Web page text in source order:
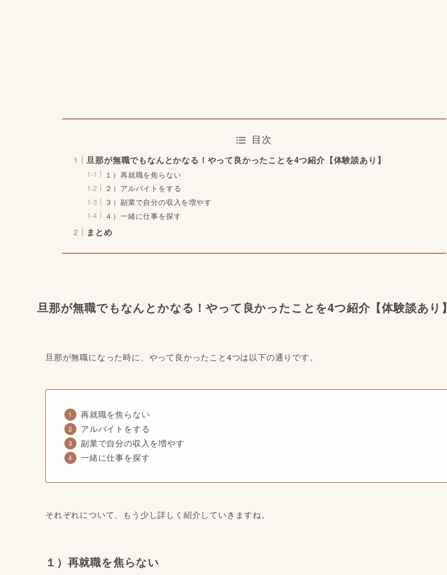
目次
旦那が無職でもなんとかなる！やって良かったことを4つ紹介【体験談あり】
１）再就職を焦らない
２）アルバイトをする
３）副業で自分の収入を増やす
４）一緒に仕事を探す
まとめ
旦那が無職でもなんとかなる！やって良かったことを4つ紹介【体験談あり】
旦那が無職になった時に、やって良かったこと4つは以下の通りです。
再就職を焦らない
アルバイトをする
副業で自分の収入を増やす
一緒に仕事を探す
それぞれについて、もう少し詳しく紹介していきますね。
１）再就職を焦らない